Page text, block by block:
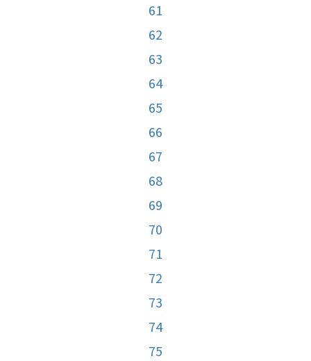
61
62
63
64
65
66
67
68
69
70
71
72
73
74
75